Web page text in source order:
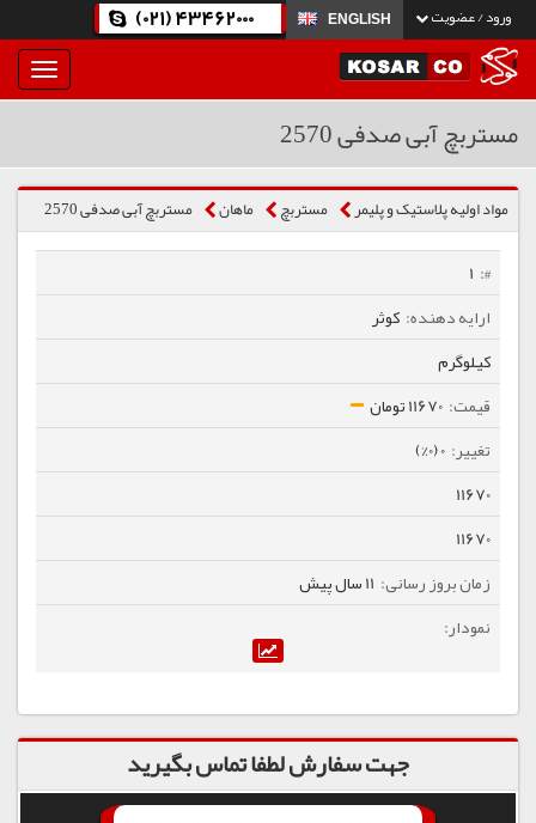
ورود / عضویت ENGLISH
(021) 43462000
بار
و
مستربچ آبی صدفی 2570
مواد اولیه پلاستیک و پلیمر مستربچ ماهان مستربچ آبی صدفی 2570
1
کوثر
کیلوگرم
11670 تومان
0 (0%)
11670
11670
11 سال پیش
جهت سفارش لطفا تماس بگیرید